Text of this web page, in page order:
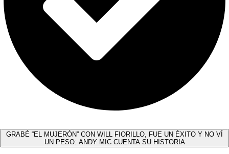
GRABÉ “EL MUJERÓN” CON WILL FIORILLO, FUE UN ÉXITO Y NO VÍ
UN PESO: ANDY MIC CUENTA SU HISTORIA